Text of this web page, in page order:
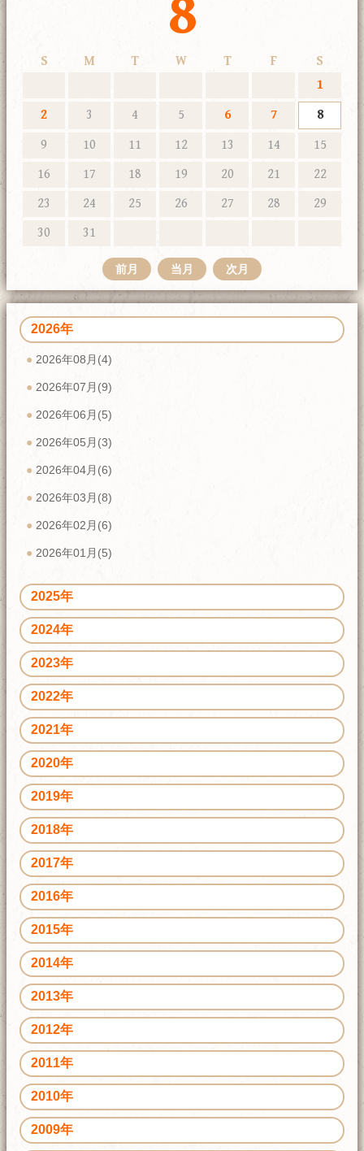
8
S M T W T F
S
1
2
3 4 5 6 7
8
9
10 11 12 13 14
15
16
17 18 19 20 21
22
23
24 25 26 27 28
29
30
31
前月 当月 次月
2026年
2026年08月(4)
2026年07月(9)
2026年06月(5)
2026年05月(3)
2026年04月(6)
2026年03月(8)
2026年02月(6)
2026年01月(5)
2025年
2024年
2023年
2022年
2021年
2020年
2019年
2018年
2017年
2016年
2015年
2014年
2013年
2012年
2011年
2010年
2009年